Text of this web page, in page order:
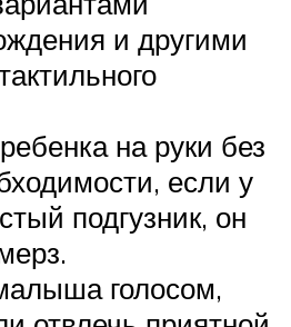
и другими
на руки без
если у
подгузник, он
голосом,